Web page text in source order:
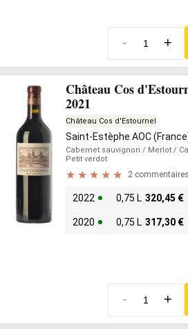
- +
Château Cos
2021
Château Cos d'Estournel
Saint-Estèphe AOC
Cabernet sauvignon / Merlot /
Petit verdot
2 commentaires
2022 0,75 L 320,45 €
2020 0,75 L 317,30 €
- +